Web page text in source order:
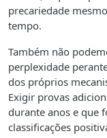
precariedade
tempo.
Também não
perplexidade
dos próprios
Exigir provas
durante anos e que
classificações